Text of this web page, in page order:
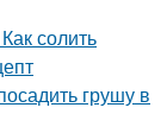
солить
грушу в